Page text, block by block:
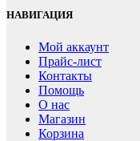
НАВИГАЦИЯ
Мой аккаунт
Прайс-лист
Контакты
Помощь
О нас
Магазин
Корзина